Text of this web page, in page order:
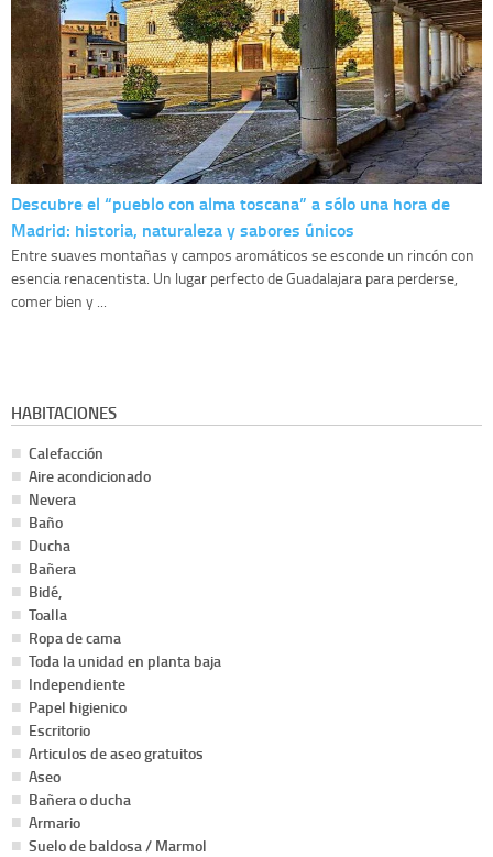
Descubre el “pueblo con alma toscana” a sólo una hora de
Madrid: historia, naturaleza y sabores únicos
Entre suaves montañas y campos aromáticos se esconde un rincón con
esencia renacentista. Un lugar perfecto de Guadalajara para perderse,
comer bien y ...
HABITACIONES
Calefacción
Aire acondicionado
Nevera
Baño
Ducha
Bañera
Bidé,
Toalla
Ropa de cama
Toda la unidad en planta baja
Independiente
Papel higienico
Escritorio
Articulos de aseo gratuitos
Aseo
Bañera o ducha
Armario
Suelo de baldosa / Marmol